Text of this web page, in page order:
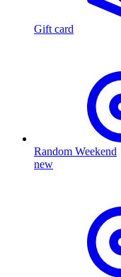
Gift card
Random Weekend
new